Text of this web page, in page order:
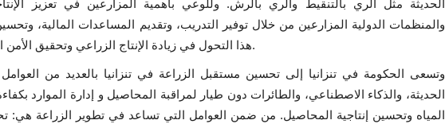
الحديثة مثل الري بالتنقيط والري بالرش. وللوعي بأهمية المزارعين في تعزيز
والمنظمات الدولية المزارعين من خلال توفير التدريب، وتقديم المساعدات المالية،
هذا التحول في زيادة الإنتاج الزراعي وتحقيق الأمن الغذائي وتحسين دخل المزارعين.
وتسعى الحكومة في تنزانيا إلى تحسين مستقبل الزراعة في تنزانيا بالعديد من
الحديثة، والذكاء الاصطناعي، والطائرات دون طيار لمراقبة المحاصيل و إدارة الموارد
المياه وتحسين إنتاجية المحاصيل. من ضمن العوامل التي تساعد في تطوير الزراعة هي: